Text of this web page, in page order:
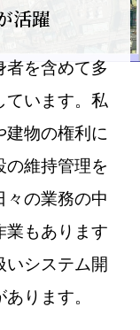
活躍
者を含めて多
ています。私
建物の権利に
の維持管理を
々の業務の中
業もあります
いシステム開
ります。